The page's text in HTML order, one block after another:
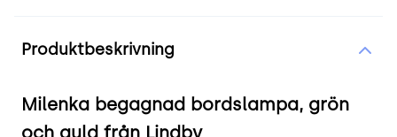
Produktbeskrivning
Milenka begagnad bordslampa, grön
och guld från Lindby